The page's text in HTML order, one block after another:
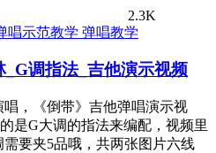
2.3K
弹唱教学
调指法_吉他演示视频
，《倒带》吉他弹唱演示视
是G大调的指法来编配，视频里
要夹5品哦，共两张图片六线